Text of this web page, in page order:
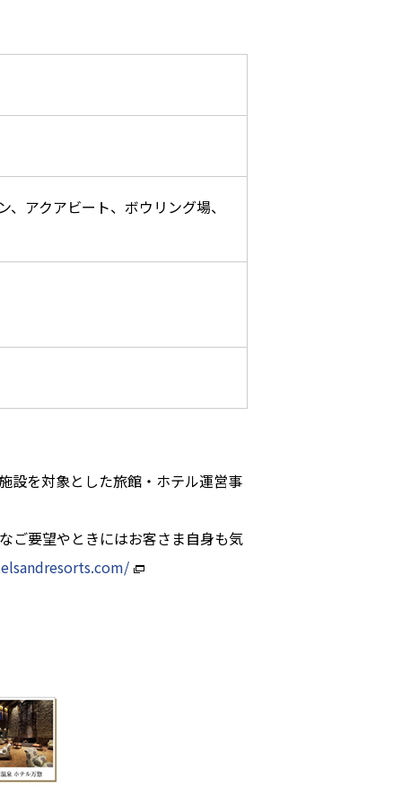
アクアビート、ボウリング場、
を対象とした旅館・ホテル運営事
ご要望やときにはお客さま自身も気